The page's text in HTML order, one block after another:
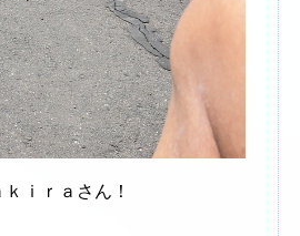
ｉｒａさん！